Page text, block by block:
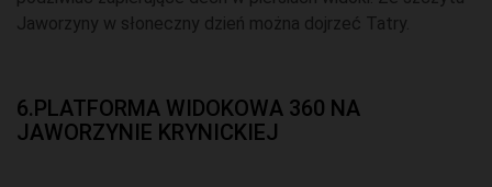
Jaworzyny w słoneczny dzień można dojrzeć Tatry.
6.PLATFORMA WIDOKOWA 360 NA
JAWORZYNIE KRYNICKIEJ